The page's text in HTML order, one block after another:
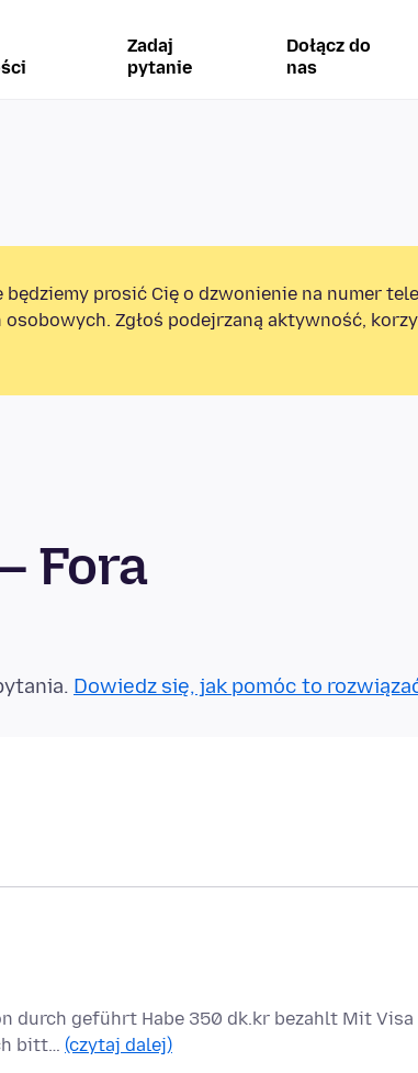
Zadaj
pytanie
Dołącz do
nas
będziemy prosić Cię o dzwonienie na numer
Zgłoś podejrzaną aktywność,
Fora
Dowiedz się, jak pomóc to
durch geführt Habe 350 dk.kr bezahlt Mit Visa
bitt… (czytaj dalej)